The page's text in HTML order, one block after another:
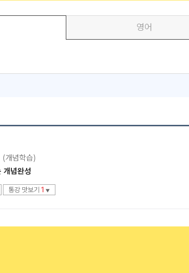
영어
개념학습)
념완성
통강 맛보기 1 ▼